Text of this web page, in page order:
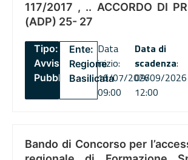
117/2017 , .. ACCORDO DI
(ADP) 25- 27
Tipo:
Avviso
Pubblico
Ente:
Regione
Basilicata
Data
inizio:
16/07/2026
09:00
Data di
scadenza:
09/09/2026
12:00
Bando di Concorso per